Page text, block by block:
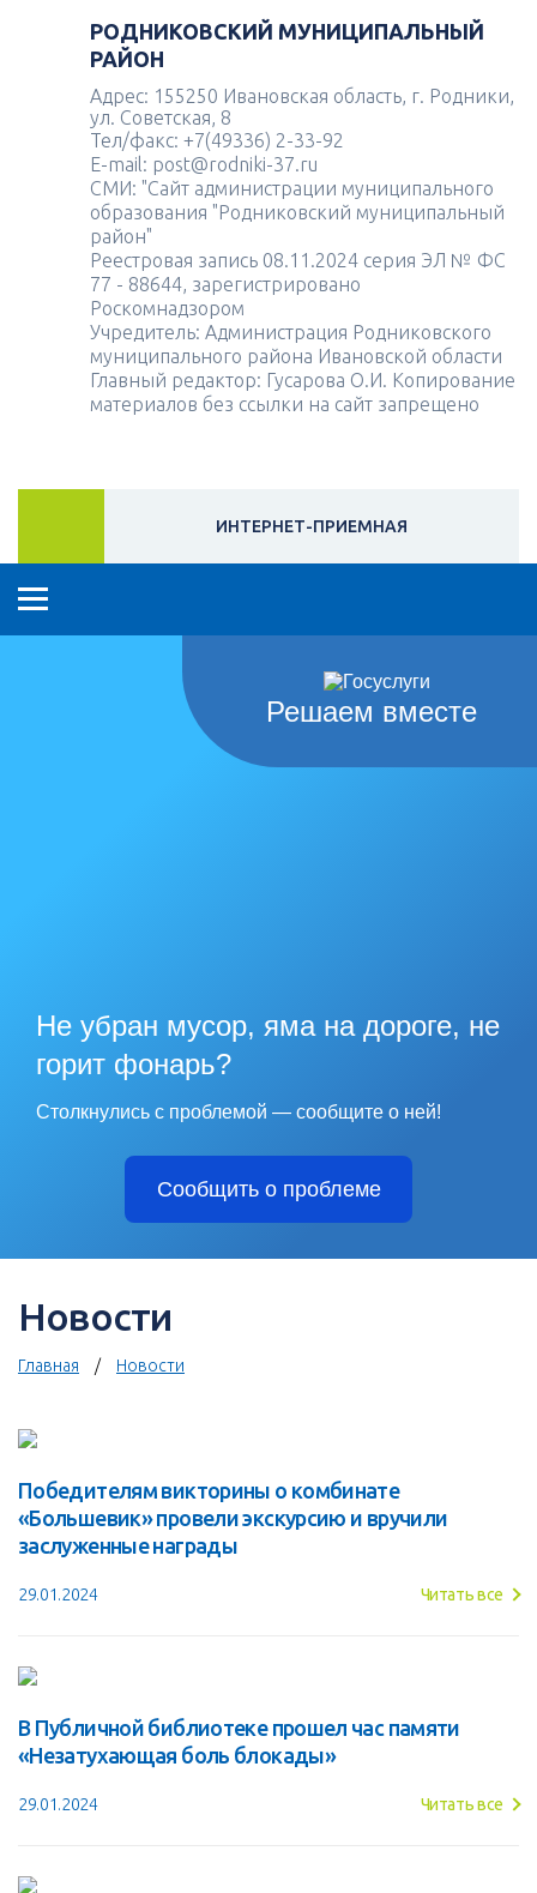
РОДНИКОВСКИЙ МУНИЦИПАЛЬНЫЙ
РАЙОН
Адрес: 155250 Ивановская область, г. Родники,
ул. Советская, 8
Тел/факс: +7(49336) 2-33-92
E-mail: post@rodniki-37.ru
СМИ: "Сайт администрации муниципального
образования "Родниковский муниципальный
район"
Реестровая запись 08.11.2024 серия ЭЛ № ФС
77 - 88644, зарегистрировано
Роскомнадзором
Учредитель: Администрация Родниковского
муниципального района Ивановской области
Главный редактор: Гусарова О.И. Копирование
материалов без ссылки на сайт запрещено
ИНТЕРНЕТ-ПРИЕМНАЯ
Решаем вместе
Не убран мусор, яма на дороге, не
горит фонарь?
Столкнулись с проблемой — сообщите о ней!
Сообщить о проблеме
Новости
Главная Новости
Победителям викторины о комбинате
«Большевик» провели экскурсию и вручили
заслуженные награды
29.01.2024 Читать все
В Публичной библиотеке прошел час памяти
«Незатухающая боль блокады»
29.01.2024 Читать все